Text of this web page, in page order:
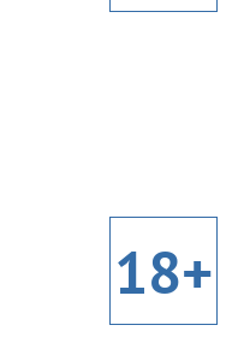
18+